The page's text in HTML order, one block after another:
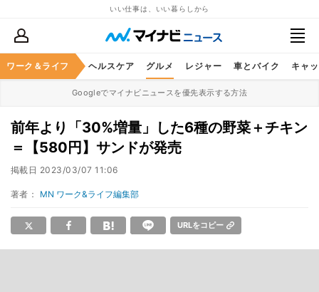
いい仕事は、いい暮らしから
ワーク＆ライフ
マネー 暮らし ヘルスケア グルメ レジャー 車とバイク キャ
Googleでマイナビニュースを優先表示する方法
前年より「30%増量」した6種の野菜＋チキン
＝【580円】サンドが発売
掲載日 2023/03/07 11:06
著者： MN ワーク&ライフ編集部
URLをコピー